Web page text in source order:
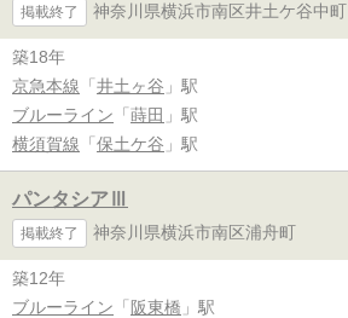
掲載終了 神奈川県横浜市南区井土ケ谷中町
築18年
京急本線 「 井土ヶ谷 」駅
ブルーライン 「 蒔田 」駅
横須賀線 「 保土ケ谷 」駅
パンタシアⅢ
掲載終了 神奈川県横浜市南区浦舟町
築12年
ブルーライン 「 阪東橋 」駅